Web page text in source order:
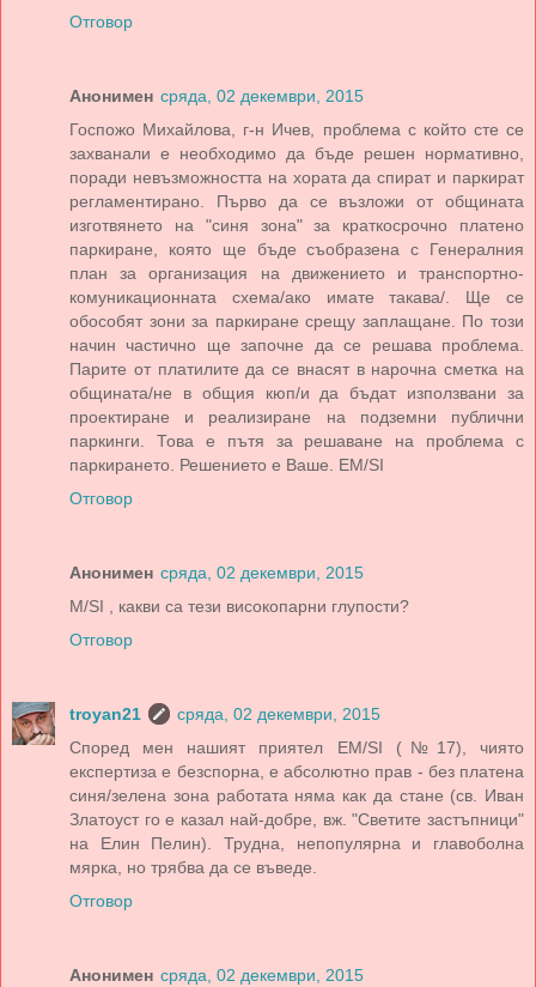
Отговор
Анонимен сряда, 02 декември, 2015
Госпожо Михайлова, г-н Ичев, проблема с който сте се
захванали е необходимо да бъде решен нормативно,
поради невъзможността на хората да спират и паркират
регламентирано. Първо да се възложи от общината
изготвянето на "синя зона" за краткосрочно платено
паркиране, която ще бъде съобразена с Генералния
план за организация на движението и транспортно-
комуникационната схема/ако имате такава/. Ще се
обособят зони за паркиране срещу заплащане. По този
начин частично ще започне да се решава проблема.
Парите от платилите да се внасят в нарочна сметка на
общината/не в общия кюп/и да бъдат използвани за
проектиране и реализиране на подземни публични
паркинги. Това е пътя за решаване на проблема с
паркирането. Решението е Ваше. ЕМ/SI
Отговор
Анонимен сряда, 02 декември, 2015
M/SI , какви са тези високопарни глупости?
Отговор
troyan21
сряда, 02 декември, 2015
Според мен нашият приятел ЕМ/SI (№17), чиято
експертиза е безспорна, е абсолютно прав - без платена
синя/зелена зона работата няма как да стане (св. Иван
Златоуст го е казал най-добре, вж. "Светите застъпници"
на Елин Пелин). Трудна, непопулярна и главоболна
мярка, но трябва да се въведе.
Отговор
Анонимен сряда, 02 декември, 2015